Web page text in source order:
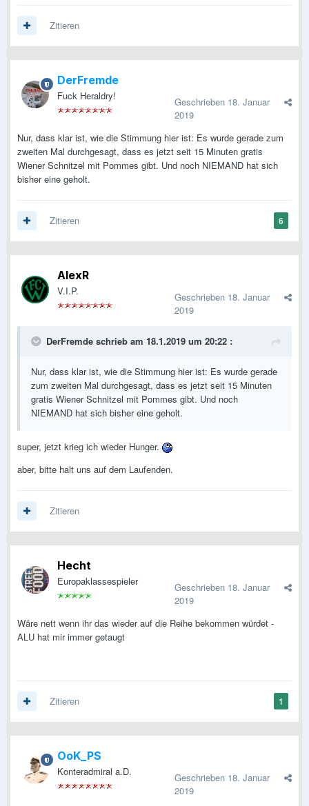
Zitieren
DerFremde
Fuck Heraldry! Geschrieben 18. Januar
2019
Nur, dass klar ist, wie die Stimmung hier ist: Es wurde gerade zum
zweiten Mal durchgesagt, dass es jetzt seit 15 Minuten gratis
Wiener Schnitzel mit Pommes gibt. Und noch NIEMAND hat sich
bisher eine geholt.
6
Zitieren
AlexR
V.I.P. Geschrieben 18. Januar
2019
DerFremde schrieb am 18.1.2019 um 20:22 :
Nur, dass klar ist, wie die Stimmung hier ist: Es wurde gerade
zum zweiten Mal durchgesagt, dass es jetzt seit 15 Minuten
gratis Wiener Schnitzel mit Pommes gibt. Und noch
NIEMAND hat sich bisher eine geholt.
super, jetzt krieg ich wieder Hunger.
aber, bitte halt uns auf dem Laufenden.
Zitieren
Hecht
Europaklassespieler Geschrieben 18. Januar
2019
Wäre nett wenn ihr das wieder auf die Reihe bekommen würdet -
ALU hat mir immer getaugt
1
Zitieren
OoK_PS
Konteradmiral a.D. Geschrieben 18. Januar
2019